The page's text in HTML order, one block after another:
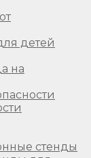
детей
на
стенды